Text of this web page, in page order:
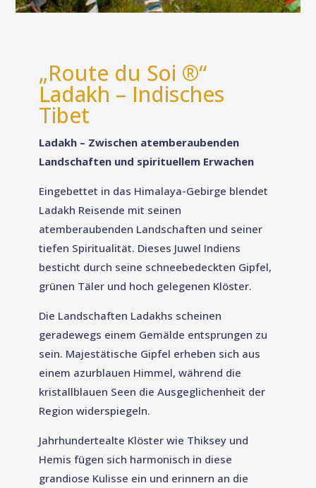
„Route du Soi ®“
Ladakh – Indisches
Tibet
Ladakh – Zwischen atemberaubenden
Landschaften und spirituellem Erwachen
Eingebettet in das Himalaya-Gebirge blendet
Ladakh Reisende mit seinen
atemberaubenden Landschaften und seiner
tiefen Spiritualität. Dieses Juwel Indiens
besticht durch seine schneebedeckten Gipfel,
grünen Täler und hoch gelegenen Klöster.
Die Landschaften Ladakhs scheinen
geradewegs einem Gemälde entsprungen zu
sein. Majestätische Gipfel erheben sich aus
einem azurblauen Himmel, während die
kristallblauen Seen die Ausgeglichenheit der
Region widerspiegeln.
Jahrhundertealte Klöster wie Thiksey und
Hemis fügen sich harmonisch in diese
grandiose Kulisse ein und erinnern an die